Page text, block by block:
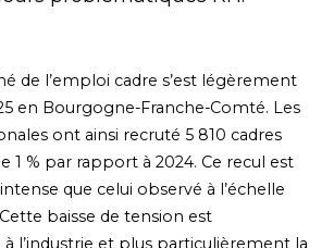
de l’emploi cadre s’est légèrement
en Bourgogne-Franche-Comté. Les
ont ainsi recruté 5 810 cadres
1 % par rapport à 2024. Ce recul est
que celui observé à l’échelle
baisse de tension est
l’industrie et plus particulièrement la